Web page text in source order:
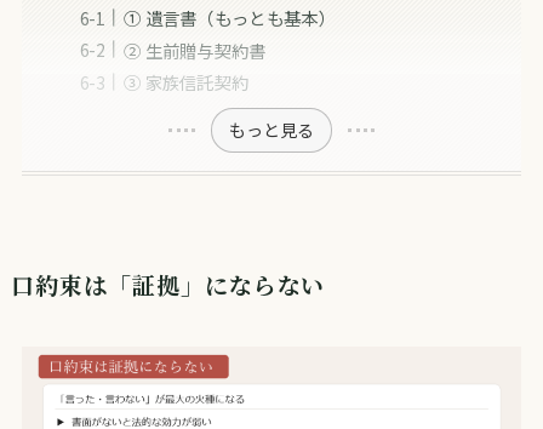
① 遺言書（もっとも基本）
② 生前贈与契約書
③ 家族信託契約
もっと見る
口約束は「証拠」にならない